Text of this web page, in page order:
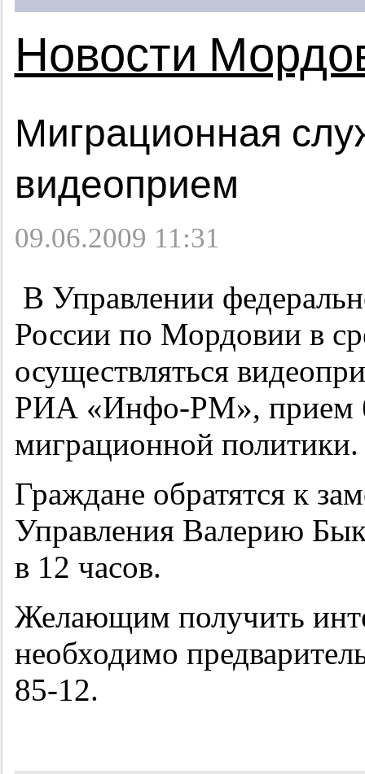
Новости
Миграционная
видеоприем
09.06.2009 11:31
В Управлении
России по Мордовии в
осуществляться
РИА «Инфо-РМ», прием
миграционной политики.
Граждане обратятся к
Управления Валерию
в 12 часов.
Желающим получить
необходимо
85-12.